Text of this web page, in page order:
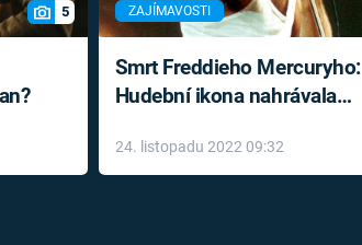
5 ZAJÍMAVOSTI
Smrt Freddieho Mercuryho:
Hudební ikona nahrávala
léky
24. listopadu 2022 09:32